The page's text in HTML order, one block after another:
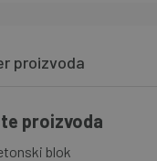
proizvoda
proizvoda
blok